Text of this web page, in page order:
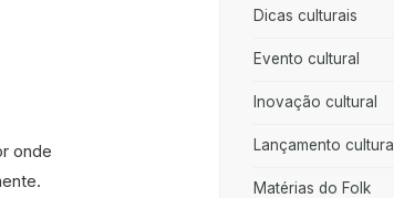
onde
Dicas culturais
Evento cultural
Inovação cultural
Lançamento cultural
Matérias do Folk